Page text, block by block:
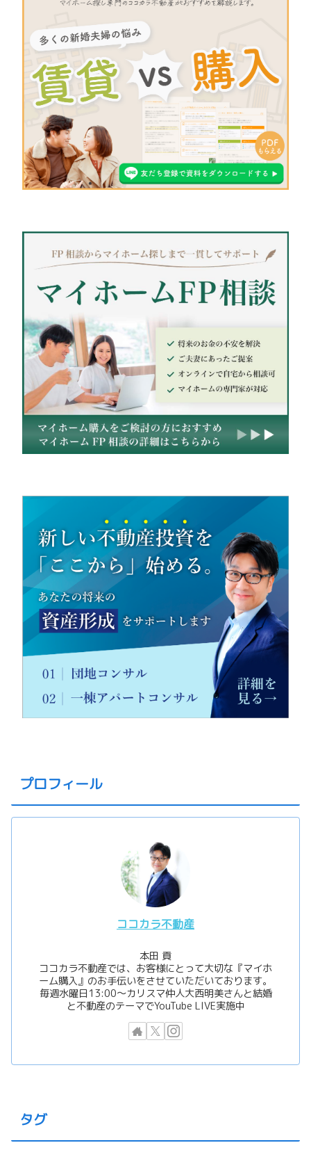
プロフィール
ココカラ不動産
本田 貢
ココカラ不動産では、お客様にとって大切な『マイホ
ーム購入』のお手伝いをさせていただいております。
毎週水曜日13:00〜カリスマ仲人大西明美さんと結婚
と不動産のテーマでYouTube LIVE実施中
タグ